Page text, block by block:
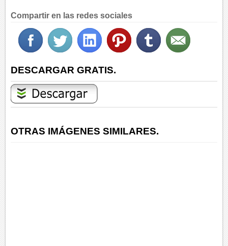
Compartir en las redes sociales
DESCARGAR GRATIS.
OTRAS IMÁGENES SIMILARES.